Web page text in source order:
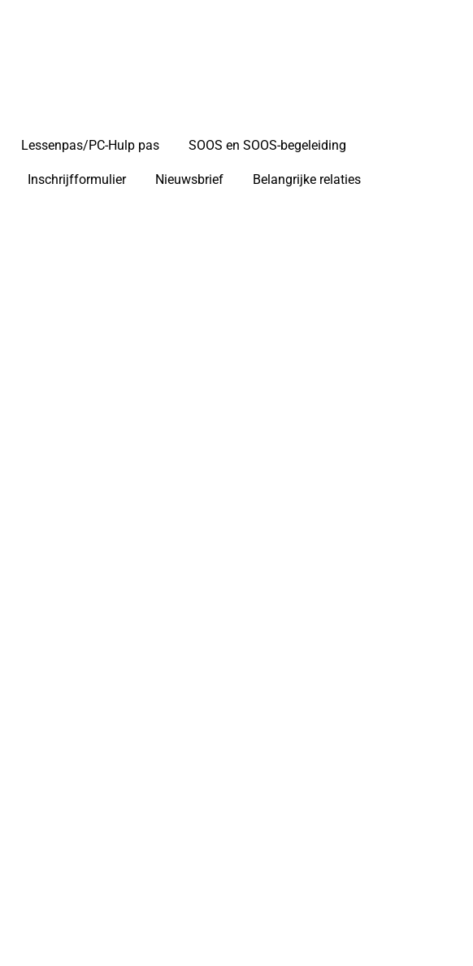
Lessenpas/PC-Hulp pas SOOS en SOOS-begeleiding
Inschrijfformulier Nieuwsbrief Belangrijke relaties